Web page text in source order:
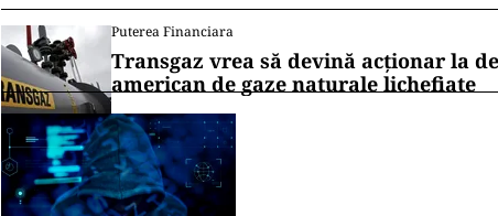
canalul de WhatsApp
DEZVĂLUIRI
cibernetic de la ANCPI
ANCHETE